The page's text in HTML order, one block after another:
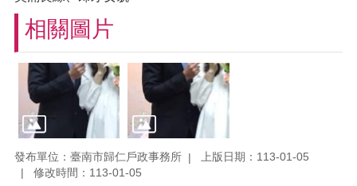
相關圖片
發布單位：臺南市歸仁戶政事務所
上版日期：113-01-05
修改時間：113-01-05